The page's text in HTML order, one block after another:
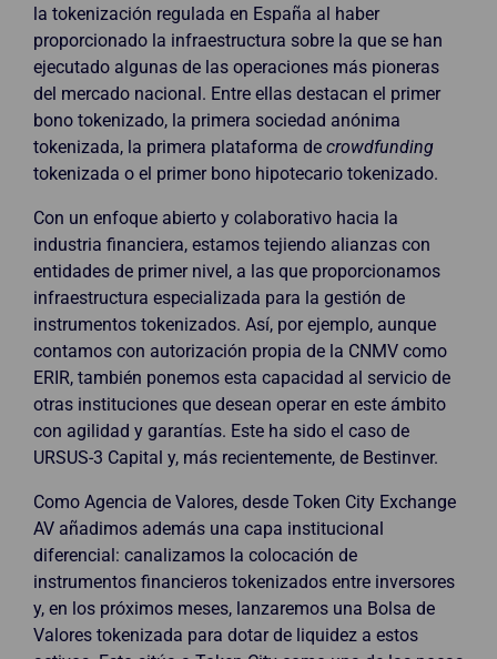
la tokenización regulada en España al haber
proporcionado la infraestructura sobre la que se han
ejecutado algunas de las operaciones más pioneras
del mercado nacional. Entre ellas destacan el primer
bono tokenizado, la primera sociedad anónima
tokenizada, la primera plataforma de crowdfunding
tokenizada o el primer bono hipotecario tokenizado.
Con un enfoque abierto y colaborativo hacia la
industria financiera, estamos tejiendo alianzas con
entidades de primer nivel, a las que proporcionamos
infraestructura especializada para la gestión de
instrumentos tokenizados. Así, por ejemplo, aunque
contamos con autorización propia de la CNMV como
ERIR, también ponemos esta capacidad al servicio de
otras instituciones que desean operar en este ámbito
con agilidad y garantías. Este ha sido el caso de
URSUS-3 Capital y, más recientemente, de Bestinver.
Como Agencia de Valores, desde Token City Exchange
AV añadimos además una capa institucional
diferencial: canalizamos la colocación de
instrumentos financieros tokenizados entre inversores
y, en los próximos meses, lanzaremos una Bolsa de
Valores tokenizada para dotar de liquidez a estos